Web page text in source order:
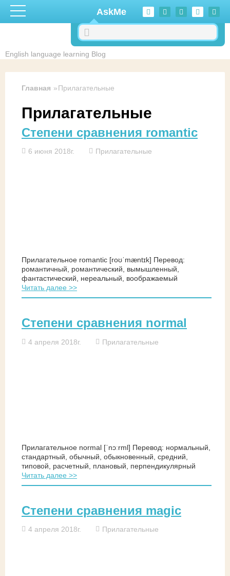
Перейти к основному содержанию
AskMe
English language learning Blog
Главная Прилагательные
Прилагательные
Степени сравнения romantic
6 июня 2018г. Прилагательные
Прилагательное romantic [roʊˈmæntɪk] Перевод:
романтичный, романтический, вымышленный,
фантастический, нереальный, воображаемый
Читать далее >>
Степени сравнения normal
4 апреля 2018г. Прилагательные
Прилагательное normal [ˈnɔːrml] Перевод: нормальный,
стандартный, обычный, обыкновенный, средний,
типовой, расчетный, плановый, перпендикулярный
Читать далее >>
Степени сравнения magic
4 апреля 2018г. Прилагательные